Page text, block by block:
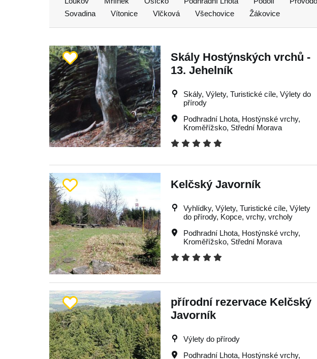
Sovadina
Vítonice Vlčková Všechovice Žákovice
Skály Hostýnských vrchů -
13. Jehelník
Skály, Výlety, Turistické cíle, Výlety do
přírody
Podhradní Lhota, Hostýnské vrchy,
Kroměřížsko, Střední Morava
Kelčský Javorník
Vyhlídky, Výlety, Turistické cíle, Výlety
do přírody, Kopce, vrchy, vrcholy
Podhradní Lhota, Hostýnské vrchy,
Kroměřížsko, Střední Morava
přírodní rezervace Kelčský
Javorník
Výlety do přírody
Podhradní Lhota, Hostýnské vrchy,